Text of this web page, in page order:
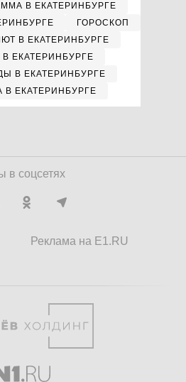
В ЕКАТЕРИНБУРГЕ
ГОРОСКОП
В ЕКАТЕРИНБУРГЕ
ЕКАТЕРИНБУРГЕ
В ЕКАТЕРИНБУРГЕ
В ЕКАТЕРИНБУРГЕ
в соцсетях
Реклама на E1.RU